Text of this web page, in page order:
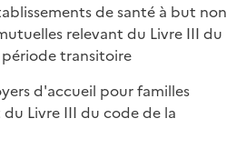
de santé à but
relevant du Livre III du
transitoire
d'accueil pour familles
Livre III du code de la